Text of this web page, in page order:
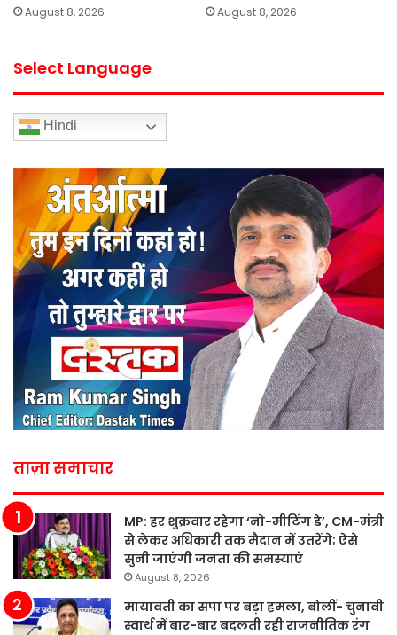
August 8, 2026 August 8, 2026
Select Language
Hindi
ताज़ा समाचार
MP: हर शुक्रवार रहेगा ‘नो-मीटिंग डे’, CM-मंत्री
से लेकर अधिकारी तक मैदान में उतरेंगे; ऐसे
सुनी जाएंगी जनता की समस्याएं
August 8, 2026
मायावती का सपा पर बड़ा हमला, बोलीं- चुनावी
स्वार्थ में बार-बार बदलती रही राजनीतिक रंग